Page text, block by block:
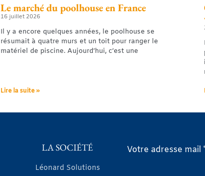
Le marché du poolhouse en France
16 juillet 2026
Il y a encore quelques années, le poolhouse se
résumait à quatre murs et un toit pour ranger le
matériel de piscine. Aujourd’hui, c’est une
Lire la suite »
LA SOCIÉTÉ
Léonard Solutions
Votre adresse mail *